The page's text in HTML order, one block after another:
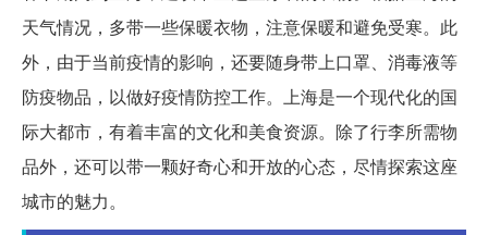
天气情况，多带一些保暖衣物，注意保暖和避免受寒。此
外，由于当前疫情的影响，还要随身带上口罩、消毒液等
防疫物品，以做好疫情防控工作。上海是一个现代化的国
际大都市，有着丰富的文化和美食资源。除了行李所需物
品外，还可以带一颗好奇心和开放的心态，尽情探索这座
城市的魅力。